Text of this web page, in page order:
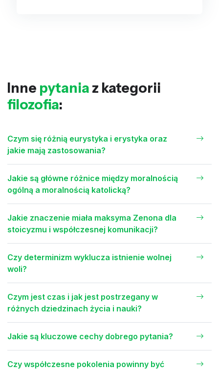
Inne pytania z kategorii
filozofia:
Czym się różnią eurystyka i erystyka oraz
jakie mają zastosowania?
Jakie są główne różnice między moralnością
ogólną a moralnością katolicką?
Jakie znaczenie miała maksyma Zenona dla
stoicyzmu i współczesnej komunikacji?
Czy determinizm wyklucza istnienie wolnej
woli?
Czym jest czas i jak jest postrzegany w
różnych dziedzinach życia i nauki?
Jakie są kluczowe cechy dobrego pytania?
Czy współczesne pokolenia powinny być